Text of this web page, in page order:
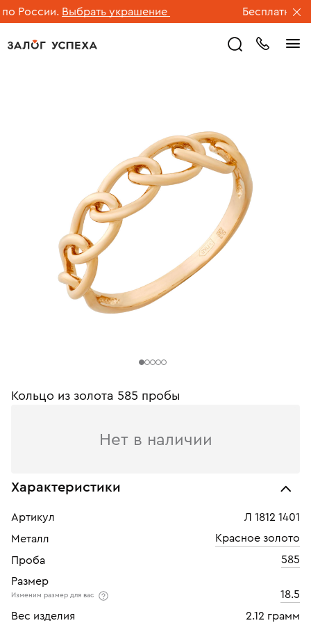
России. Выбрать украшение Бесплатная
Кольцо из золота 585 пробы
Нет в наличии
Характеристики
Артикул
Л 1812 1401
Металл
Красное золото
Проба
585
Размер
Изменим размер для вас
18.5
Вес изделия
2.12 грамм